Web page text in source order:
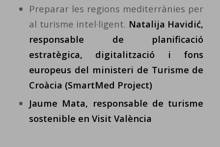
Preparar les regions mediterrànies per
al turisme intel·ligent. Natalija Havidić,
responsable de planificació
estratègica, digitalització i fons
europeus del ministeri de Turisme de
Croàcia (SmartMed Project)
Jaume Mata, responsable de turisme
sostenible en Visit València